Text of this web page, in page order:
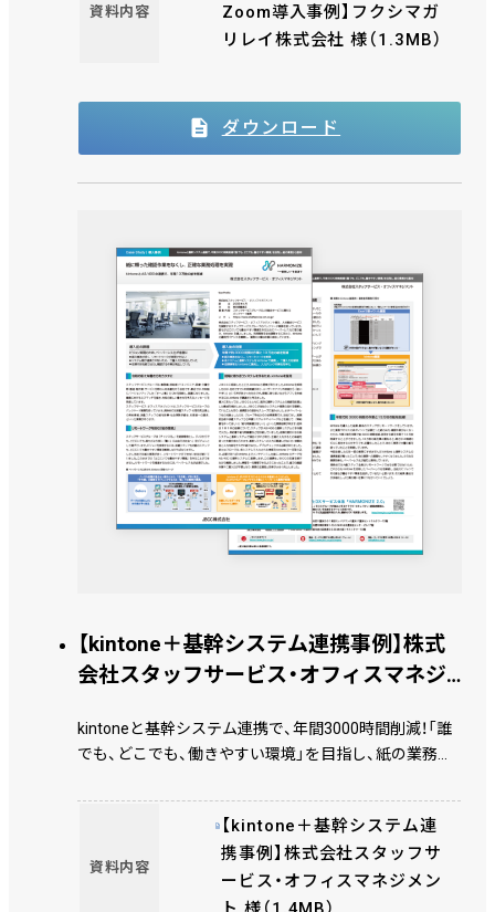
資料内容
Zoom導入事例】フクシマガ
リレイ株式会社 様（1.3MB）
ダウンロード
【kintone＋基幹システム連携事例】株式
会社スタッフサービス・オフィスマネジ
kintoneと基幹システム連携で、年間3000時間削減！「誰
でも、どこでも、働きやすい環境」を目指し、紙の業務か
資料内容
【kintone＋基幹システム連
携事例】株式会社スタッフサ
ービス・オフィスマネジメン